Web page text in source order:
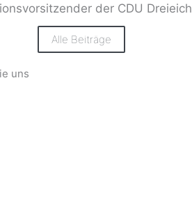
der CDU Dreieich
Alle Beiträge
uns